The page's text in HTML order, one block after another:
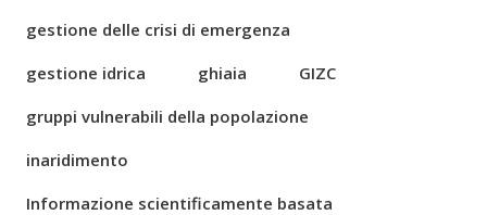
gestione delle crisi di emergenza
gestione idrica
ghiaia
GIZC
gruppi vulnerabili della popolazione
inaridimento
Informazione scientificamente basata